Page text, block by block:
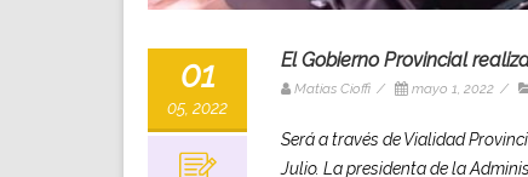
01
05, 2022
El Gobierno Provincial
Matias Cioffi / mayo 1, 2022 /
Será a través de Vialidad
Julio. La presidenta de la